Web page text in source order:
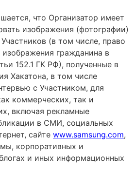
что Организатор имеет
изображения (фотографии)
(в том числе, право
изображения гражданина в
152.1 ГК РФ), полученные в
Хакатона, в том числе
с Участником, для
коммерческих, так и
включая рекламные
в СМИ, социальных
сайте www.samsung.com,
корпоративных и
и иных информационных